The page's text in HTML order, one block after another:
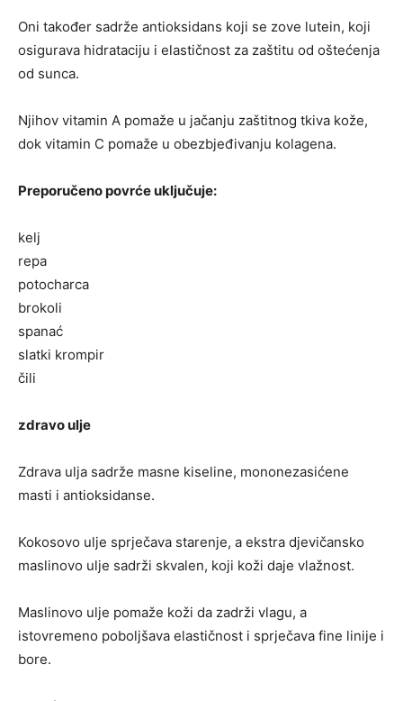
Oni također sadrže antioksidans koji se zove lutein, koji
osigurava hidrataciju i elastičnost za zaštitu od oštećenja
od sunca.
Njihov vitamin A pomaže u jačanju zaštitnog tkiva kože,
dok vitamin C pomaže u obezbjeđivanju kolagena.
Preporučeno povrće uključuje:
kelj
repa
potocharca
brokoli
spanać
slatki krompir
čili
zdravo ulje
Zdrava ulja sadrže masne kiseline, mononezasićene
masti i antioksidanse.
Kokosovo ulje sprječava starenje, a ekstra djevičansko
maslinovo ulje sadrži skvalen, koji koži daje vlažnost.
Maslinovo ulje pomaže koži da zadrži vlagu, a
istovremeno poboljšava elastičnost i sprječava fine linije i
bore.